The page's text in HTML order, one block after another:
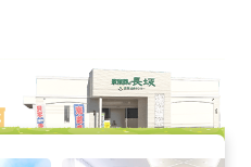
詳細へ